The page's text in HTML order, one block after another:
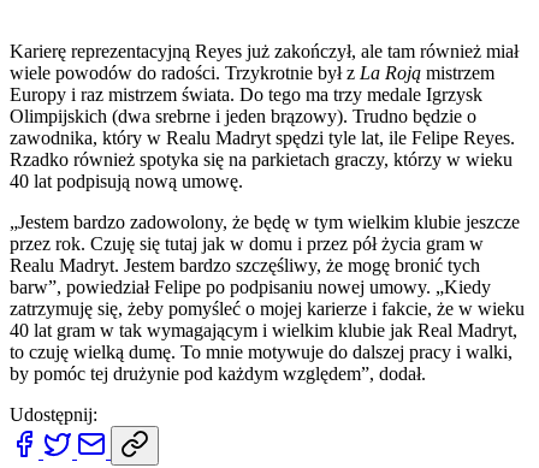
Karierę reprezentacyjną Reyes już zakończył, ale tam również miał
wiele powodów do radości. Trzykrotnie był z La Roją mistrzem
Europy i raz mistrzem świata. Do tego ma trzy medale Igrzysk
Olimpijskich (dwa srebrne i jeden brązowy). Trudno będzie o
zawodnika, który w Realu Madryt spędzi tyle lat, ile Felipe Reyes.
Rzadko również spotyka się na parkietach graczy, którzy w wieku
40 lat podpisują nową umowę.
„Jestem bardzo zadowolony, że będę w tym wielkim klubie jeszcze
przez rok. Czuję się tutaj jak w domu i przez pół życia gram w
Realu Madryt. Jestem bardzo szczęśliwy, że mogę bronić tych
barw”, powiedział Felipe po podpisaniu nowej umowy. „Kiedy
zatrzymuję się, żeby pomyśleć o mojej karierze i fakcie, że w wieku
40 lat gram w tak wymagającym i wielkim klubie jak Real Madryt,
to czuję wielką dumę. To mnie motywuje do dalszej pracy i walki,
by pomóc tej drużynie pod każdym względem”, dodał.
Udostępnij: